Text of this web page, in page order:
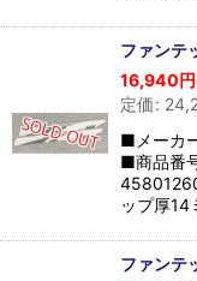
ファンテ
16,940円
定価:
■メーカ
■商品番
ップ厚
ファンテ